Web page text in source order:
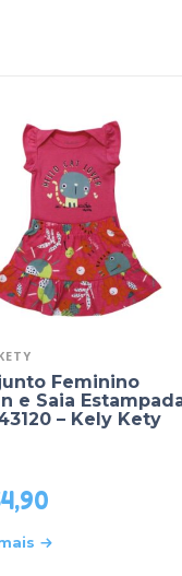
Feminino
e Saia
– Kely Kety